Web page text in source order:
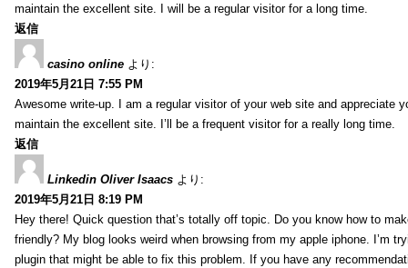
maintain the excellent site. I will be a regular visitor for a long time.
返信
casino online より:
2019年5月21日 7:55 PM
Awesome write-up. I am a regular visitor of your web site and appreciate
maintain the excellent site. I’ll be a frequent visitor for a really long time.
返信
Linkedin Oliver Isaacs より:
2019年5月21日 8:19 PM
Hey there! Quick question that’s totally off topic. Do you know how to
friendly? My blog looks weird when browsing from my apple iphone. I’m
plugin that might be able to fix this problem. If you have any